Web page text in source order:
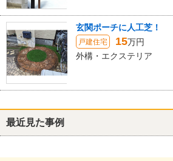
玄関ポーチに人工芝！
戸建住宅 15万円
外構・エクステリア
最近見た事例